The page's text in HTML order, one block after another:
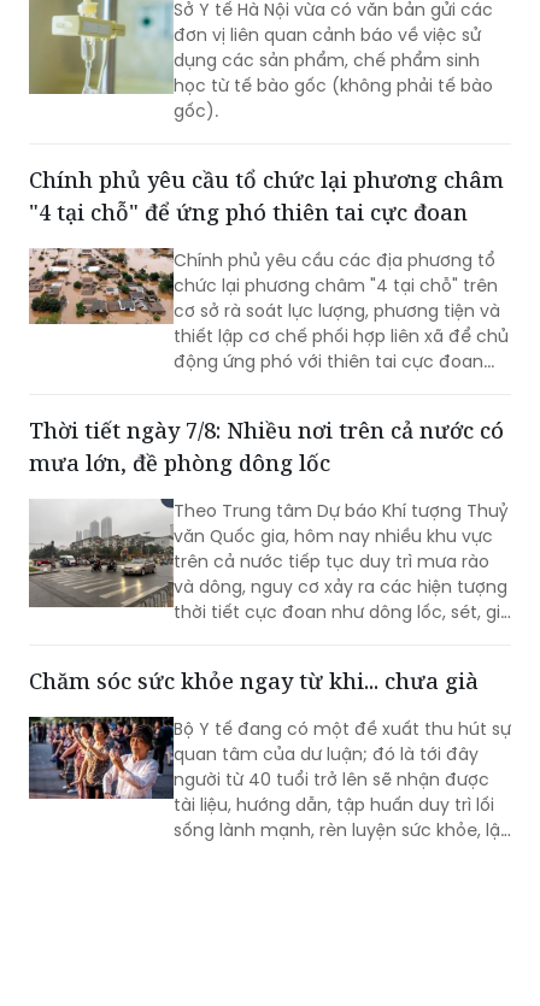
Sở Y tế Hà Nội vừa có văn bản gửi các
đơn vị liên quan cảnh báo về việc sử
dụng các sản phẩm, chế phẩm sinh
học từ tế bào gốc (không phải tế bào
gốc).
Chính phủ yêu cầu tổ chức lại phương châm
"4 tại chỗ" để ứng phó thiên tai cực đoan
Chính phủ yêu cầu các địa phương tổ
chức lại phương châm "4 tại chỗ" trên
cơ sở rà soát lực lượng, phương tiện và
thiết lập cơ chế phối hợp liên xã để chủ
động ứng phó với thiên tai cực đoan...
Thời tiết ngày 7/8: Nhiều nơi trên cả nước có
mưa lớn, đề phòng dông lốc
Theo Trung tâm Dự báo Khí tượng Thuỷ
văn Quốc gia, hôm nay nhiều khu vực
trên cả nước tiếp tục duy trì mưa rào
và dông, nguy cơ xảy ra các hiện tượng
thời tiết cực đoan như dông lốc, sét, gió
Chăm sóc sức khỏe ngay từ khi... chưa già
Bộ Y tế đang có một đề xuất thu hút sự
quan tâm của dư luận; đó là tới đây
người từ 40 tuổi trở lên sẽ nhận được
tài liệu, hướng dẫn, tập huấn duy trì lối
sống lành mạnh, rèn luyện sức khỏe, lập